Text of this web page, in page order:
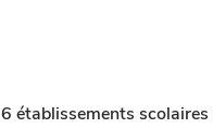
6 établissements scolaires